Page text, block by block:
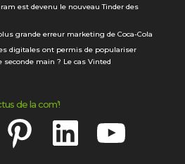
est devenu le nouveau Tinder des
grande erreur marketing de Coca-Cola
digitales ont permis de populariser
seconde main ? Le cas Vinted
de la com’!
Pinterest LinkedIn